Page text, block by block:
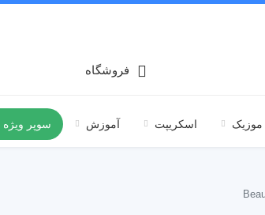
فروشگاه
موزیک اسکریپت آموزش سوپر ویژه